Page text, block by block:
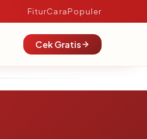
FiturCaraPopuler
Cek Gratis